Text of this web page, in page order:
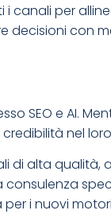
per
decisioni con
SEO e AI.
nel
alta qualità,
consulenza
i nuovi